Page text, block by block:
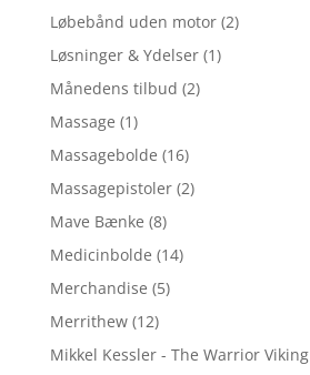
Løbebånd uden motor (2)
Løsninger & Ydelser (1)
Månedens tilbud (2)
Massage (1)
Massagebolde (16)
Massagepistoler (2)
Mave Bænke (8)
Medicinbolde (14)
Merchandise (5)
Merrithew (12)
Mikkel Kessler - The Warrior Viking